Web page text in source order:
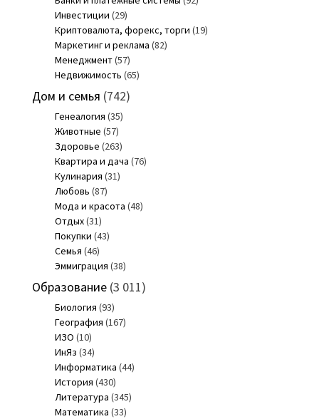
Инвестиции (29)
Криптовалюта, форекс, торги (19)
Маркетинг и реклама (82)
Менеджмент(57)
Недвижимость (65)
Дом и семья (742)
Генеалогия (35)
Животные (57)
Здоровье (263)
Квартира и дача (76)
Кулинария (31)
Любовь (87)
Мода и красота (48)
Отдых(31)
Покупки (43)
Семья (46)
Эммиграция (38)
Образование(3 011)
Биология (93)
География (167)
ИЗО (10)
ИнЯз (34)
Информатика (44)
История (430)
Литература (345)
Математика (33)